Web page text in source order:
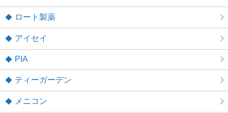
ロート製薬
アイセイ
PIA
ティーガーデン
メニコン